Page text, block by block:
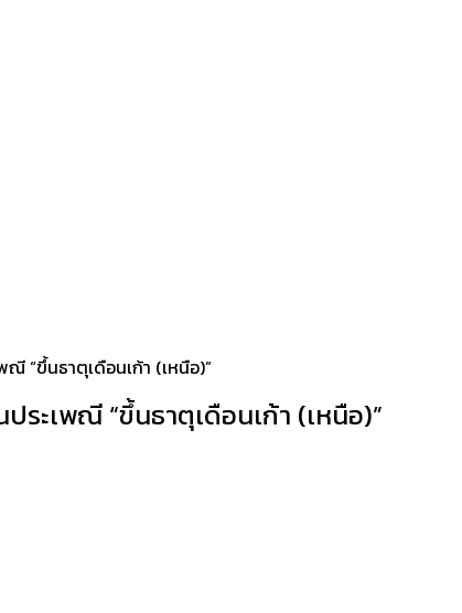
“ขึ้นธาตุเดือนเก้า (เหนือ)”
ะเพณี “ขึ้นธาตุเดือนเก้า (เหนือ)”